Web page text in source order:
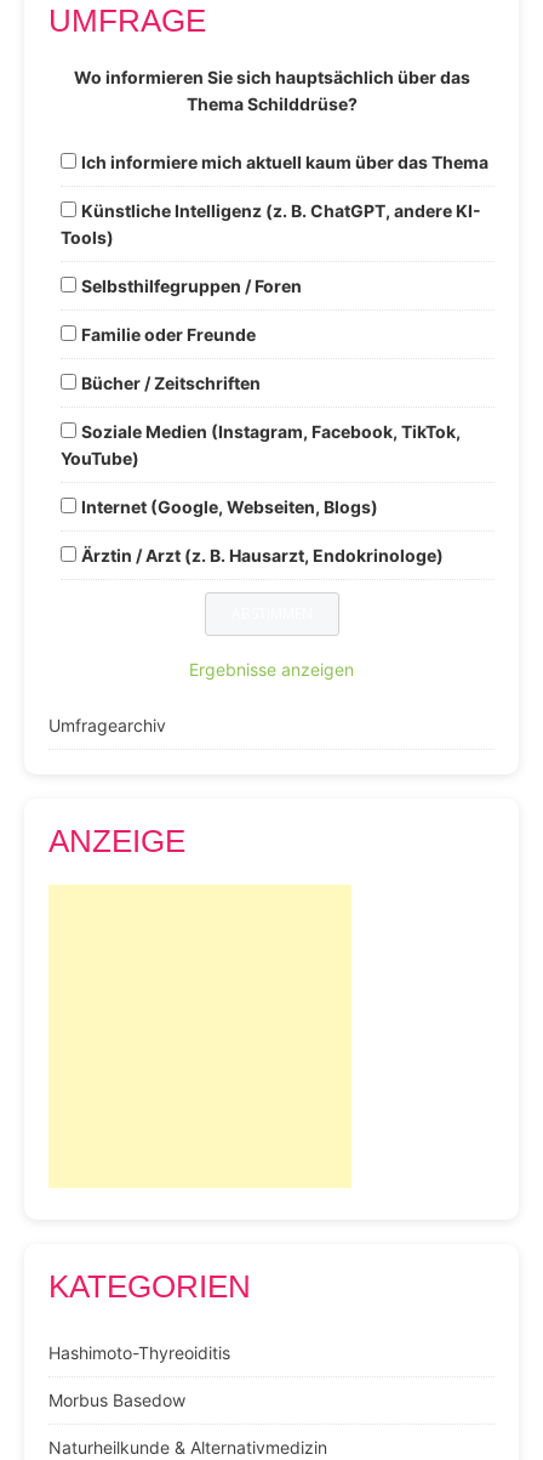
UMFRAGE
Wo informieren Sie sich hauptsächlich über das
Thema Schilddrüse?
Ich informiere mich aktuell kaum über das Thema
Künstliche Intelligenz (z. B. ChatGPT, andere KI-
Tools)
Selbsthilfegruppen / Foren
Familie oder Freunde
Bücher / Zeitschriften
Soziale Medien (Instagram, Facebook, TikTok,
YouTube)
Internet (Google, Webseiten, Blogs)
Ärztin / Arzt (z. B. Hausarzt, Endokrinologe)
Ergebnisse anzeigen
Umfragearchiv
ANZEIGE
KATEGORIEN
Hashimoto-Thyreoiditis
Morbus Basedow
Naturheilkunde & Alternativmedizin